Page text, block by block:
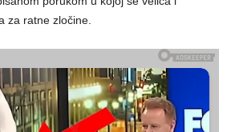
za ratne zločine.